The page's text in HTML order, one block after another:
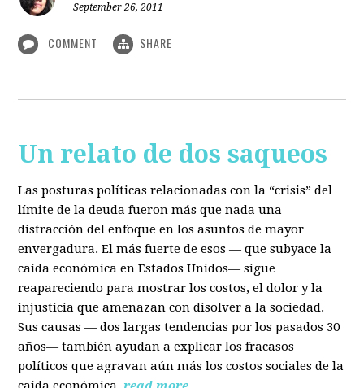
September 26, 2011
COMMENT SHARE
Un relato de dos saqueos
Las posturas políticas relacionadas con la “crisis” del
límite de la deuda fueron más que nada una
distracción del enfoque en los asuntos de mayor
envergadura. El más fuerte de esos — que subyace la
caída económica en Estados Unidos— sigue
reapareciendo para mostrar los costos, el dolor y la
injusticia que amenazan con disolver a la sociedad.
Sus causas — dos largas tendencias por los pasados 30
años— también ayudan a explicar los fracasos
políticos que agravan aún más los costos sociales de la